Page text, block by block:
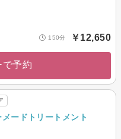
150分 ￥12,650
で予約
ードトリートメント